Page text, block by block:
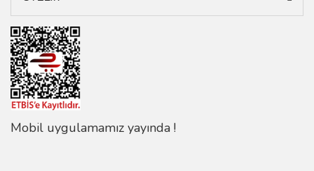
Mobil uygulamamız yayında !